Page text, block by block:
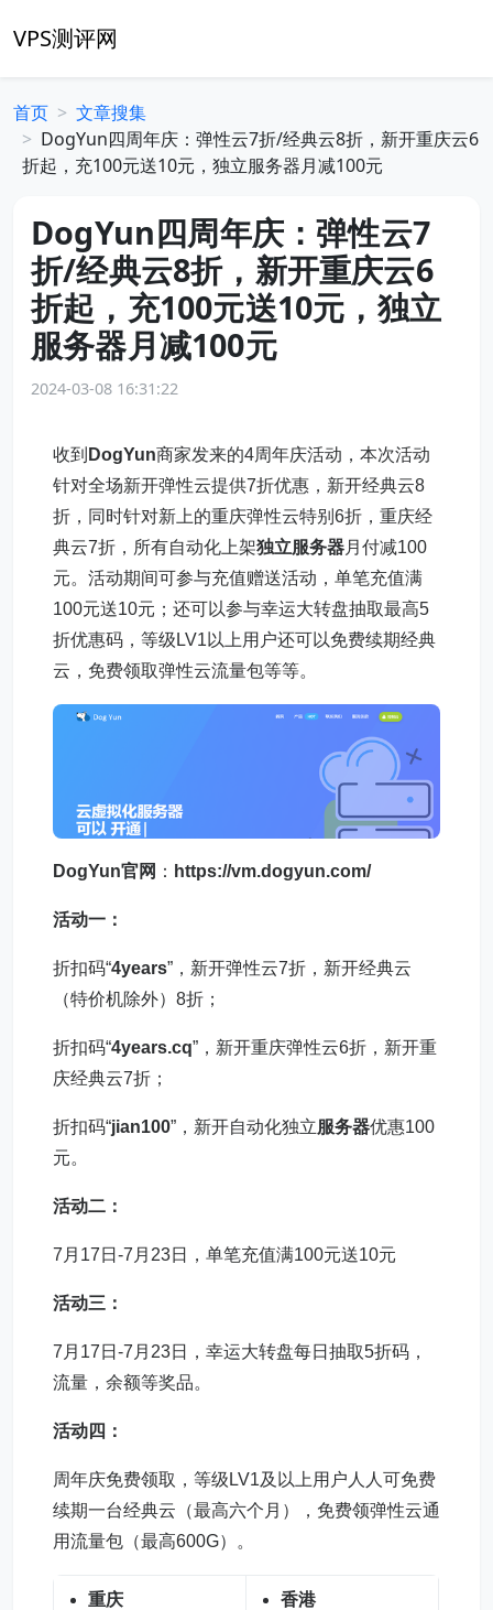
VPS测评网
首页
文章搜集
DogYun四周年庆：弹性云7折/经典云8折，新开重庆云6
折起，充100元送10元，独立服务器月减100元
DogYun四周年庆：弹性云7
折/经典云8折，新开重庆云6
折起，充100元送10元，独立
服务器月减100元
2024-03-08 16:31:22
收到 DogYun商家发来的4周年庆活动，本次活动
针对全场新开弹性云提供7折优惠，新开经典云8
折，同时针对新上的重庆弹性云特别6折，重庆经
典云7折，所有自动化上架独立服务器月付减100
元。活动期间可参与充值赠送活动，单笔充值满
100元送10元；还可以参与幸运大转盘抽取最高5
折优惠码，等级LV1以上用户还可以免费续期经典
云，免费领取弹性云流量包等等。
DogYun官网 ： https://vm.dogyun.com/
活动一：
折扣码“4years”，新开弹性云7折，新开经典云
（特价机除外）8折；
折扣码“4years.cq”，新开重庆弹性云6折，新开重
庆经典云7折；
折扣码“jian100”，新开自动化独立服务器优惠100
元。
活动二：
7月17日-7月23日，单笔充值满100元送10元
活动三：
7月17日-7月23日，幸运大转盘每日抽取5折码，
流量，余额等奖品。
活动四：
周年庆免费领取，等级LV1及以上用户人人可免费
续期一台经典云（最高六个月），免费领弹性云通
用流量包（最高600G）。
重庆
香港